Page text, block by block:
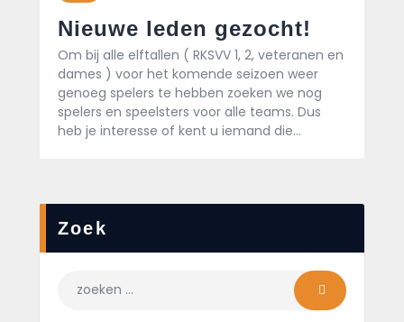
Nieuwe leden gezocht!
Om bij alle elftallen ( RKSVV 1, 2, veteranen en
dames ) voor het komende seizoen weer
genoeg spelers te hebben zoeken we nog
spelers en speelsters voor alle teams. Dus
heb je interesse of kent u iemand die…
Zoek